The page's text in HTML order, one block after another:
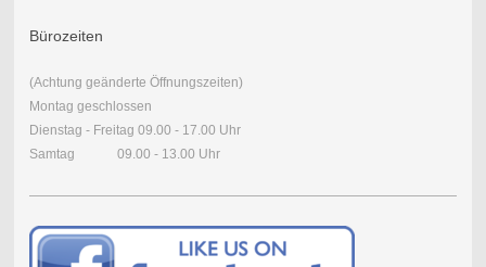
Bürozeiten
(Achtung geänderte Öffnungszeiten)
Montag geschlossen
Dienstag - Freitag 09.00 - 17.00 Uhr
Samtag 09.00 - 13.00 Uhr